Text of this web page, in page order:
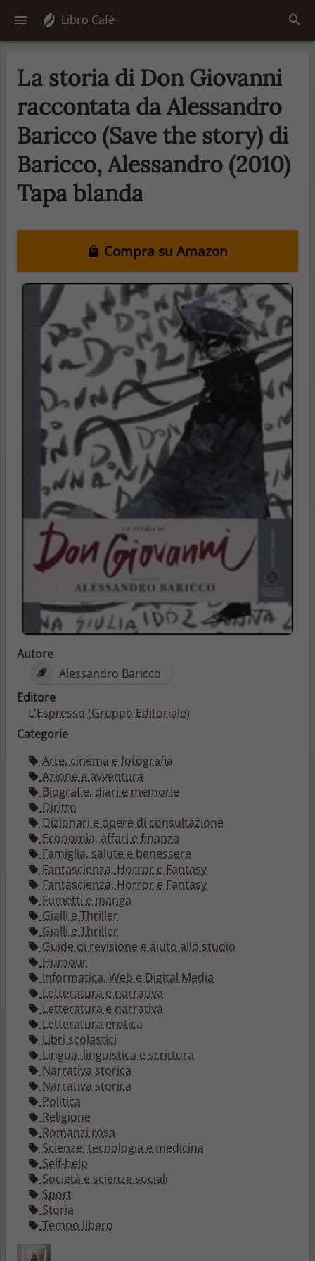
Libro Café
La storia di Don Giovanni
raccontata da Alessandro
Baricco (Save the story) di
Baricco, Alessandro (2010)
Tapa blanda
Compra su Amazon
Autore
Alessandro Baricco
Editore
L'Espresso (Gruppo Editoriale)
Categorie
Arte, cinema e fotografia
Azione e avventura
Biografie, diari e memorie
Diritto
Dizionari e opere di consultazione
Economia, affari e finanza
Famiglia, salute e benessere
Fantascienza, Horror e Fantasy
Fantascienza, Horror e Fantasy
Fumetti e manga
Gialli e Thriller
Gialli e Thriller
Guide di revisione e aiuto allo studio
Humour
Informatica, Web e Digital Media
Letteratura e narrativa
Letteratura e narrativa
Letteratura erotica
Libri scolastici
Lingua, linguistica e scrittura
Narrativa storica
Narrativa storica
Politica
Religione
Romanzi rosa
Scienze, tecnologia e medicina
Self-help
Società e scienze sociali
Sport
Storia
Tempo libero